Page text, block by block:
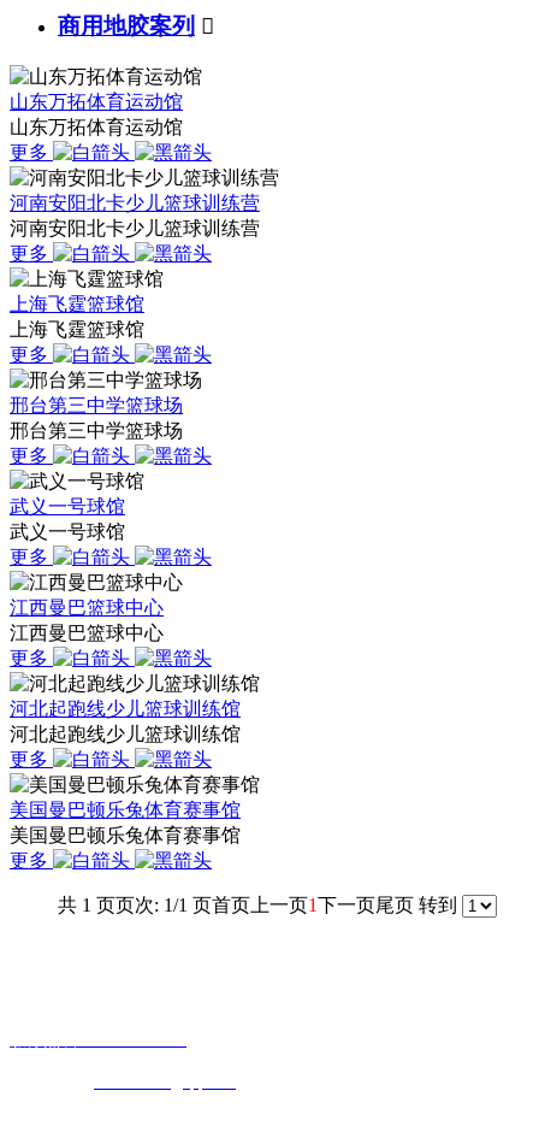
商用地胶案列 
山东万拓体育运动馆
山东万拓体育运动馆
更多
河南安阳北卡少儿篮球训练营
河南安阳北卡少儿篮球训练营
更多
上海飞霆篮球馆
上海飞霆篮球馆
更多
邢台第三中学篮球场
邢台第三中学篮球场
更多
武义一号球馆
武义一号球馆
更多
江西曼巴篮球中心
江西曼巴篮球中心
更多
河北起跑线少儿篮球训练馆
河北起跑线少儿篮球训练馆
更多
美国曼巴顿乐兔体育赛事馆
美国曼巴顿乐兔体育赛事馆
更多
共 1 页页次: 1/1 页首页 上一页1下一页尾页 转到